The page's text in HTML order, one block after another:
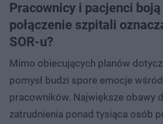
Pracownicy i pacjenci
połączenie szpitali
SOR-u?
Mimo obiecujących planów
pomysł budzi spore emocje
pracowników. Największe obawy
zatrudnienia ponad tysiąca osób